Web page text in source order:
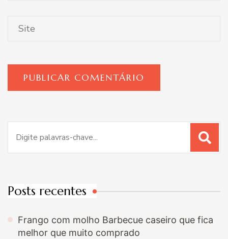
por:
Posts recentes
Frango com molho Barbecue caseiro que fica
melhor que muito comprado